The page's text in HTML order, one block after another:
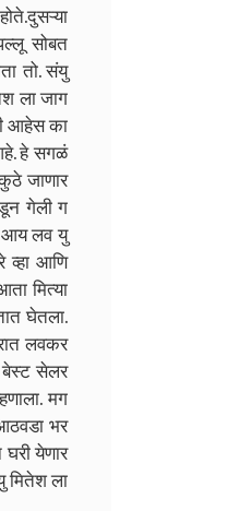
सोबत
तो. संयु
ला जाग
आहेस का
हे सगळं
जाणार
गेली ग
आय लव यु
आणि
मित्या
घेतला.
लवकर
बेस्ट सेलर
मग
भर
येणार
मितेश ला